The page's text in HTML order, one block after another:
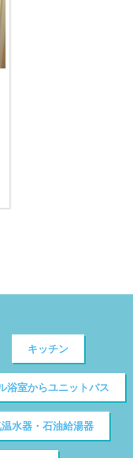
キッチン
浴室からユニットバス
水器・石油給湯器